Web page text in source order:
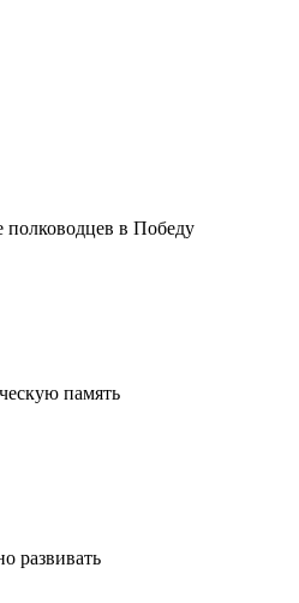
в Победу
память
развивать